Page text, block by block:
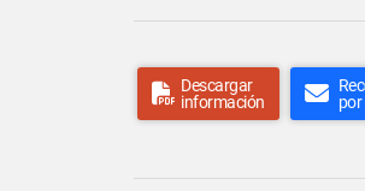
Descargar
información
por